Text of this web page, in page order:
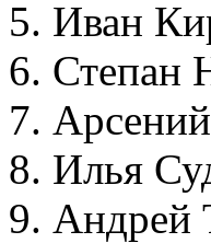
5. Иван
6. Степан
7.
8. Илья
9. Андрей